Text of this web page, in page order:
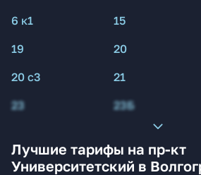
6 к1
15
19
20
20 с3
21
23
23Б
Лучшие тарифы на пр-кт
Университетский в